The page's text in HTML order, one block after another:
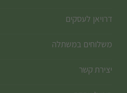
דרויאן לעסקים
משלוחים במשתלה
יצירת קשר